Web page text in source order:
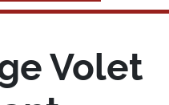
Volet